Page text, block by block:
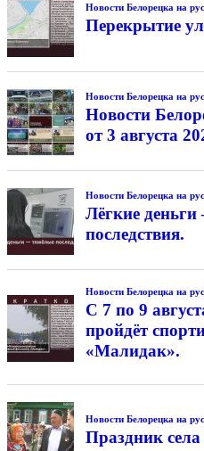
Новости Белорецка на
Перекрытие
Новости Белорецка на
Новости
от 3 августа
Новости Белорецка на
Лёгкие
последствия.
Новости Белорецка на
С 7 по 9
пройдёт
«Малидак».
Новости Белорецка на
Праздник